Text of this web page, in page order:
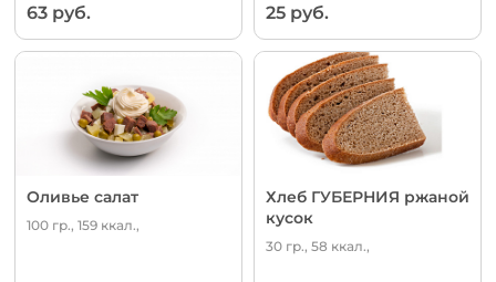
63 руб. 25 руб.
Оливье салат
100 гр., 159 ккал.,
Хлеб ГУБЕРНИЯ ржаной
кусок
30 гр., 58 ккал.,